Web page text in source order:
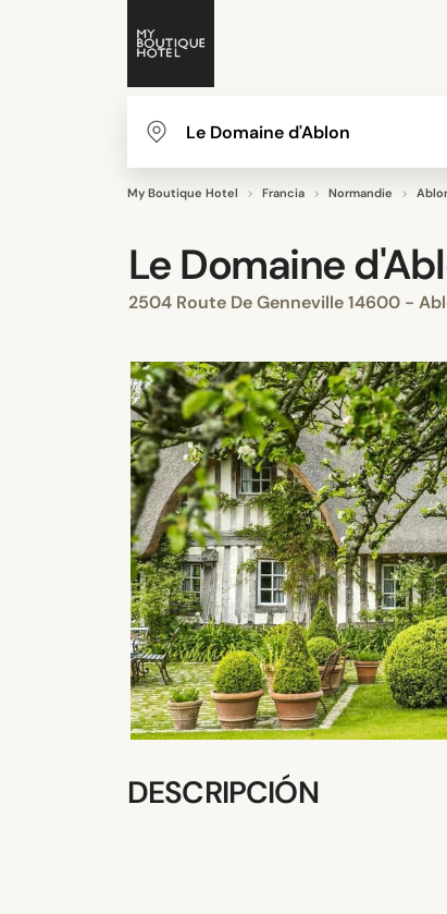
My Boutique Hotel Francia Normandie
Le Domaine
2504 Route De Genneville 14600 -
DESCRIPCIÓN